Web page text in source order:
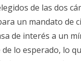
de las dos
un mandato de
de interés a un
lo esperado, lo